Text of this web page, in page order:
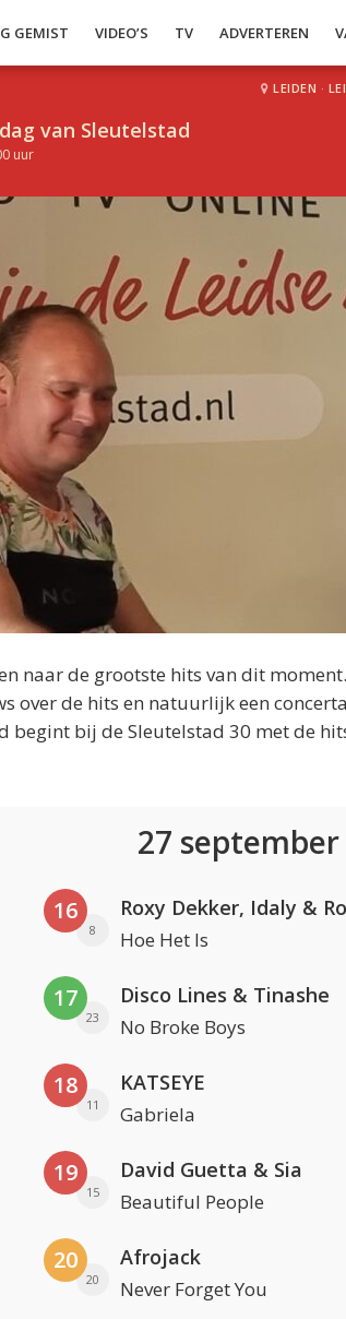
GEMIST VIDEO’S TV ADVERTEREN
van Sleutelstad
uur
LEIDEN ·
naar de grootste hits van dit
over de hits en natuurlijk een
bij de Sleutelstad 30 met de
27 september
16
8
Roxy Dekker, Idaly &
Hoe Het Is
17
23
Disco Lines & Tinashe
No Broke Boys
18
11
KATSEYE
Gabriela
19
15
David Guetta & Sia
Beautiful People
20
20
Afrojack
Never Forget You